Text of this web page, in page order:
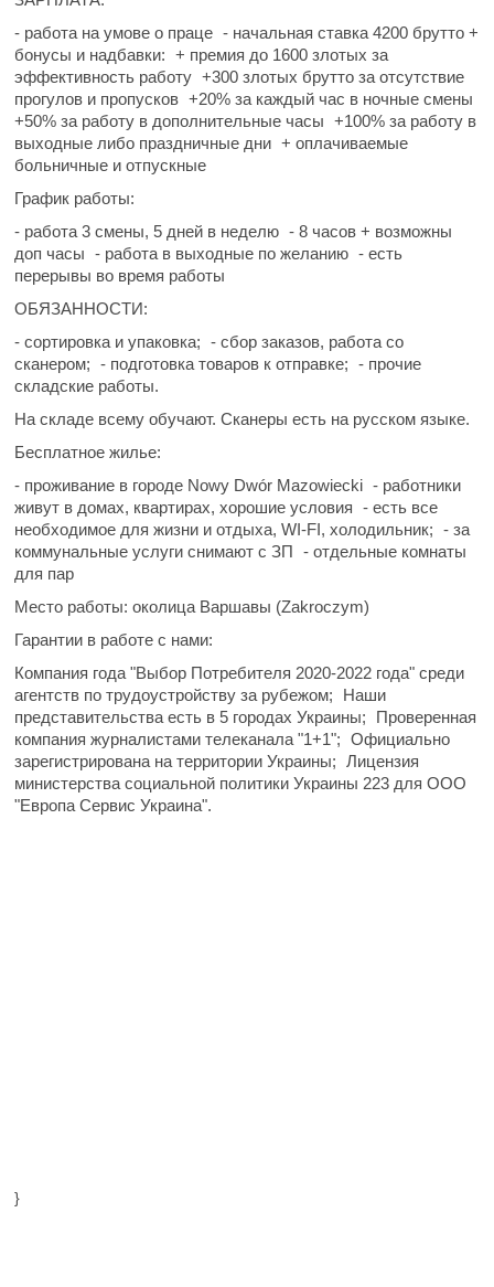
- работа на умове о праце - начальная ставка 4200 брутто +
бонусы и надбавки: + премия до 1600 злотых за
эффективность работу +300 злотых брутто за отсутствие
прогулов и пропусков +20% за каждый час в ночные смены
+50% за работу в дополнительные часы +100% за работу в
выходные либо праздничные дни + оплачиваемые
больничные и отпускные
График работы:
- работа 3 смены, 5 дней в неделю - 8 часов + возможны
доп часы - работа в выходные по желанию - есть
перерывы во время работы
ОБЯЗАННОСТИ:
- сортировка и упаковка; - сбор заказов, работа со
сканером; - подготовка товаров к отправке; - прочие
складские работы.
На складе всему обучают. Сканеры есть на русском языке.
Бесплатное жилье:
- проживание в городе Nowy Dwór Mazowiecki - работники
живут в домах, квартирах, хорошие условия - есть все
необходимое для жизни и отдыха, WI-FI, холодильник; - за
коммунальные услуги снимают с ЗП - отдельные комнаты
для пар
Место работы: околица Варшавы (Zakroczym)
Гарантии в работе с нами:
️Компания года "Выбор Потребителя 2020-2022 года" среди
агентств по трудоустройству за рубежом;
️Наши
представительства есть в 5 городах Украины;
Проверенная
компания журналистами телеканала "1+1"; ️Официально
зарегистрирована на территории Украины; Лицензия
министерства социальной политики Украины 223 для ООО
"Европа Сервис Украина".
}